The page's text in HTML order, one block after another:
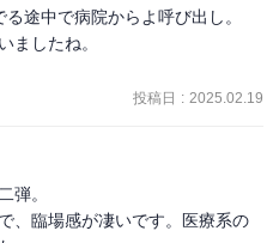
途中で病院からよ呼び出し。
ましたね。
投稿日 : 2025.02.19
弾。
、臨場感が凄いです。医療系の